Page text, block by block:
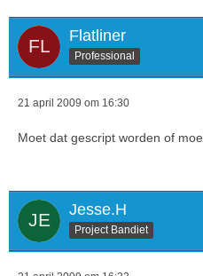
Flatliner
Professional
21 april 2009 om 16:30
Moet dat gescript worden of
Jesse.H
Project Bandiet